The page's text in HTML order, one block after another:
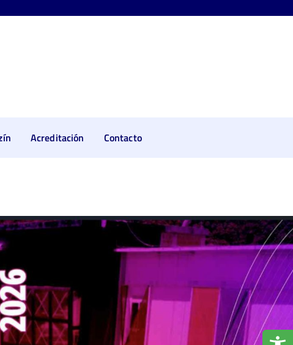
Acreditación Contacto